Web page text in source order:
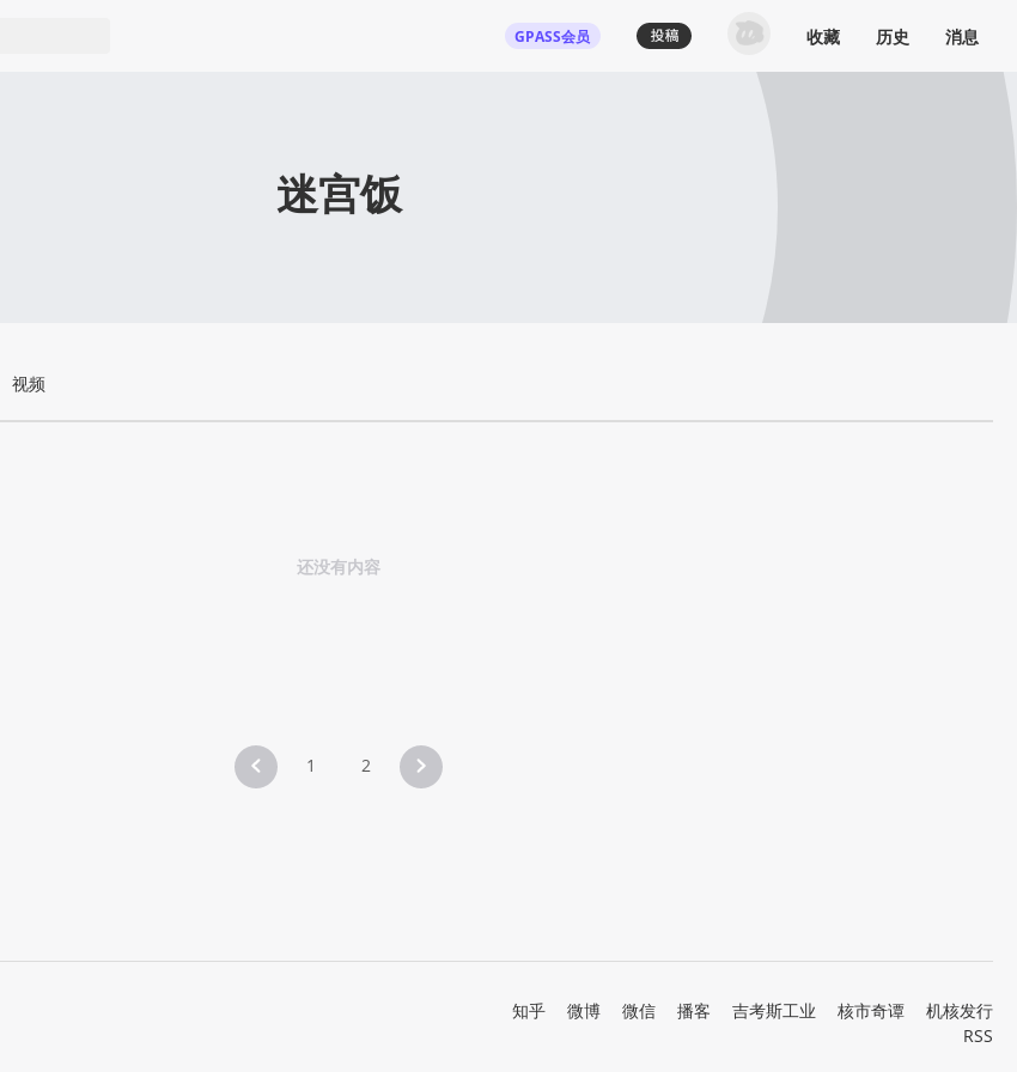
GPASS会员 收藏 历史 消息
迷宫饭
视频
还没有内容
1 2
知乎 微博 微信 播客 吉考斯工业 核市奇谭
机核发行
RSS